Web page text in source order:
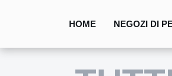
HOME NEGOZI DI